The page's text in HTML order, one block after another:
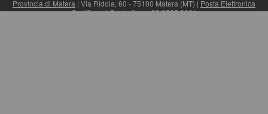
Provincia di Matera | Via Ridola, 60 - 75100 Matera (MT) | Posta Elettronica
Certificata| Centralino: +39 0835 3061